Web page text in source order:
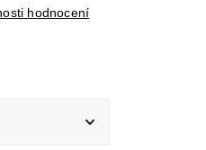
hodnocení